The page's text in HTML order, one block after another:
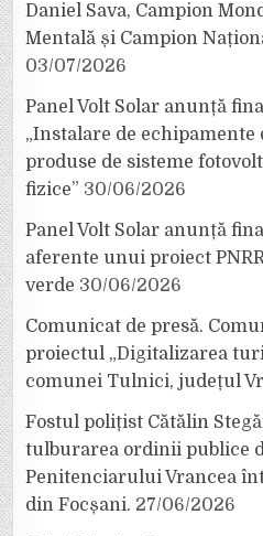
Daniel Sava, Campion
Mentală și Campion
03/07/2026
Panel Volt Solar anunță
„Instalare de echipamente
produse de sisteme
fizice” 30/06/2026
Panel Volt Solar anunță
aferente unui proiect
verde 30/06/2026
Comunicat de presă.
proiectul „Digitalizarea
comunei Tulnici, județul
Fostul polițist Cătălin
tulburarea ordinii publice
Penitenciarului Vrancea
din Focșani. 27/06/2026